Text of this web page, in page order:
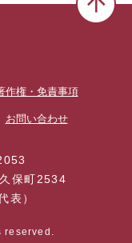
作権・免責事項
お問い合わせ
保町2534
表）
reserved.